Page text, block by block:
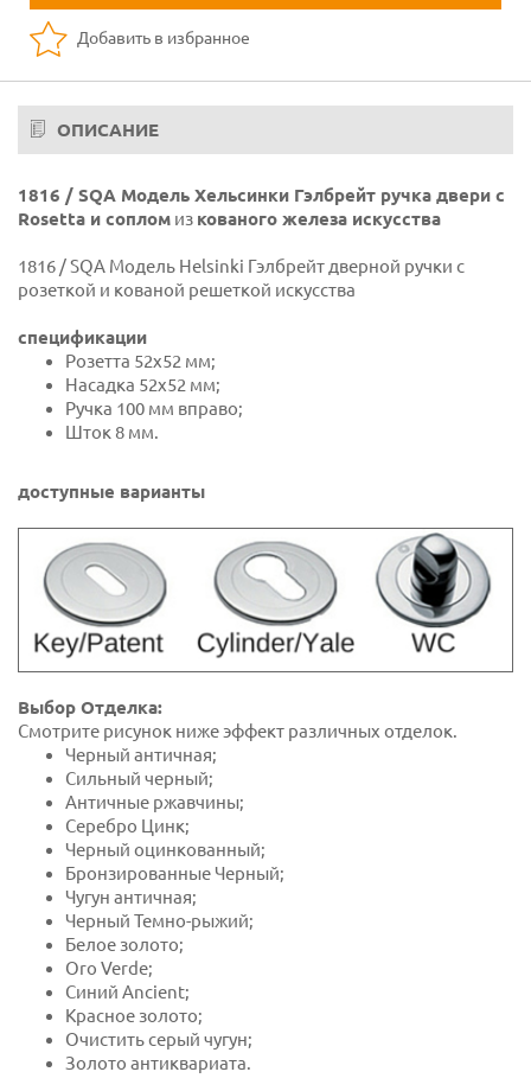
Добавить в избранное
ОПИСАНИЕ
1816 / SQA Модель Хельсинки Гэлбрейт ручка двери с
Rosetta и соплом из кованого железа искусства
1816 / SQA Модель Helsinki Гэлбрейт дверной ручки с
розеткой и кованой решеткой искусства
спецификации
Розетта 52x52 мм;
Насадка 52x52 мм;
Ручка 100 мм вправо;
Шток 8 мм.
доступные варианты
Выбор Отделка:
Смотрите рисунок ниже эффект различных отделок.
Черный античная;
Сильный черный;
Античные ржавчины;
Серебро Цинк;
Черный оцинкованный;
Бронзированные Черный;
Чугун античная;
Черный Темно-рыжий;
Белое золото;
Oro Verde;
Синий Ancient;
Красное золото;
Очистить серый чугун;
Золото антиквариата.